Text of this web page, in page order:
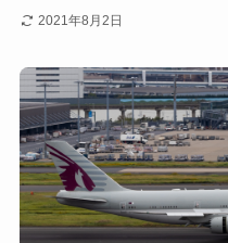
2021年8月2日